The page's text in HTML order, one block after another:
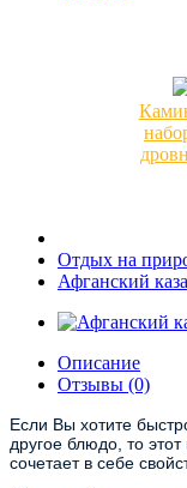
Отдых на
Афганский
Описание
Отзывы (0)
Если Вы хотите
другое блюдо, то
сочетает в себе